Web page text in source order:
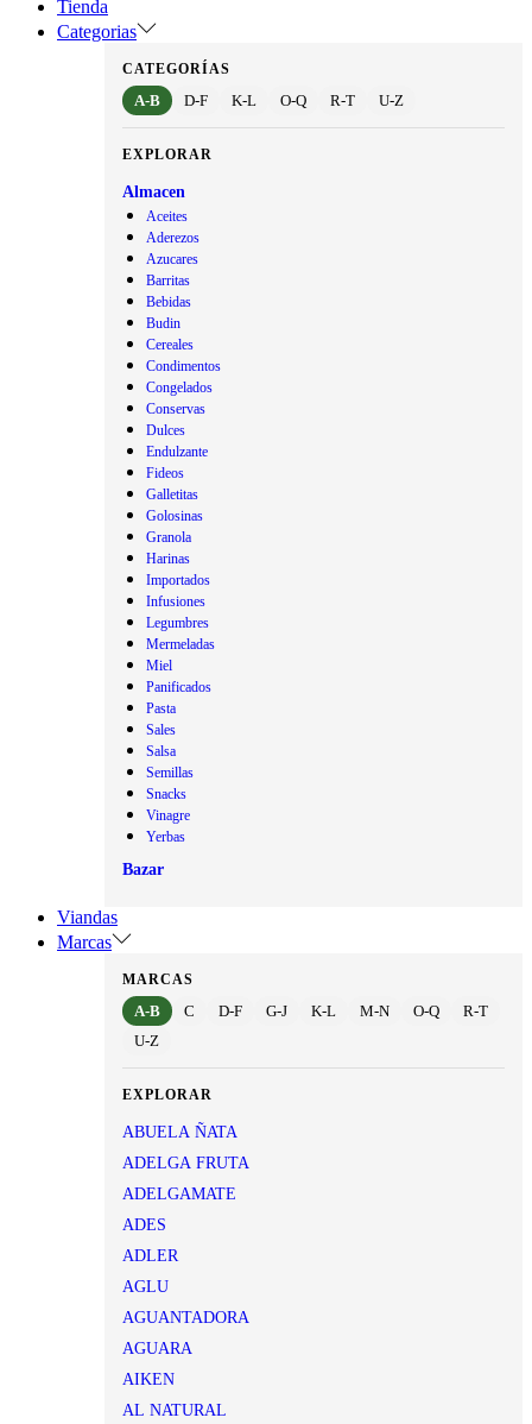
Tienda
Categorias
CATEGORÍAS
A-B D-F K-L O-Q R-T U-Z
EXPLORAR
Almacen
Aceites
Aderezos
Azucares
Barritas
Bebidas
Budin
Cereales
Condimentos
Congelados
Conservas
Dulces
Endulzante
Fideos
Galletitas
Golosinas
Granola
Harinas
Importados
Infusiones
Legumbres
Mermeladas
Miel
Panificados
Pasta
Sales
Salsa
Semillas
Snacks
Vinagre
Yerbas
Bazar
Viandas
Marcas
MARCAS
A-B C D-F G-J K-L M-N O-Q
R-T
U-Z
EXPLORAR
ABUELA ÑATA
ADELGA FRUTA
ADELGAMATE
ADES
ADLER
AGLU
AGUANTADORA
AGUARA
AIKEN
AL NATURAL